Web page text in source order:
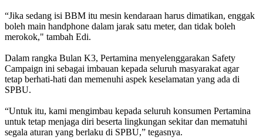
“Jika sedang isi BBM itu mesin kendaraan harus dimatikan, enggak
boleh main handphone dalam jarak satu meter, dan tidak boleh
merokok," tambah Edi.
Dalam rangka Bulan K3, Pertamina menyelenggarakan Safety
Campaign ini sebagai imbauan kepada seluruh masyarakat agar
tetap berhati-hati dan memenuhi aspek keselamatan yang ada di
SPBU.
“Untuk itu, kami mengimbau kepada seluruh konsumen Pertamina
untuk tetap menjaga diri beserta lingkungan sekitar dan mematuhi
segala aturan yang berlaku di SPBU,” tegasnya.